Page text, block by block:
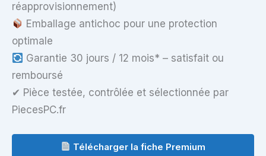
réapprovisionnement)
Emballage antichoc pour une protection
optimale
Garantie 30 jours / 12 mois* – satisfait ou
remboursé
✔ Pièce testée, contrôlée et sélectionnée par
PiecesPC.fr
Télécharger la fiche Premium